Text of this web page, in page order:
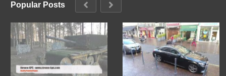
Popular Posts